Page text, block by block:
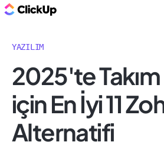
YAZILIM
2025'te
için En İyi 11
Alternatifi